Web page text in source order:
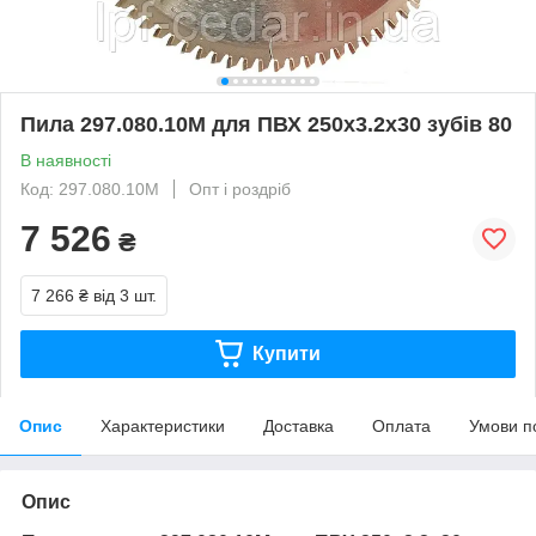
Пила 297.080.10M для ПВХ 250x3.2x30 зубів 80
В наявності
Код: 297.080.10M
Опт і роздріб
7 526 ₴
7 266 ₴ від 3 шт.
Купити
Опис Характеристики Доставка Оплата Умови
Опис